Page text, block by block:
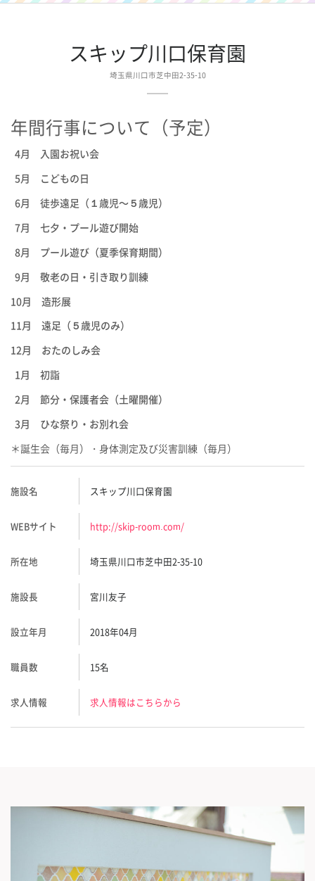
スキップ川口保育園
埼玉県川口市芝中田2-35-10
年間行事について（予定）
4月 入園お祝い会
5月 こどもの日
6月 徒歩遠足（１歳児〜５歳児）
7月 七夕・プール遊び開始
8月 プール遊び（夏季保育期間）
9月 敬老の日・引き取り訓練
10月 造形展
11月 遠足（５歳児のみ）
12月 おたのしみ会
1月 初詣
2月 節分・保護者会（土曜開催）
3月 ひな祭り ・お別れ会
＊誕生会（毎月）・身体測定及び災害訓練（毎月）
施設名 スキップ川口保育園
WEBサイト http://skip-room.com/
所在地 埼玉県川口市芝中田2-35-10
施設長 宮川友子
設立年月 2018年04月
職員数 15名
求人情報 求人情報はこちらから